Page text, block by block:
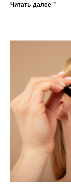
Читать далее "